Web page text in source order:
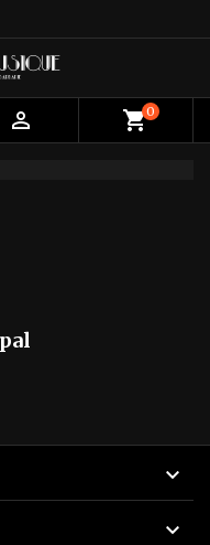
 shopping_cart0


×
×
×
×
des produits